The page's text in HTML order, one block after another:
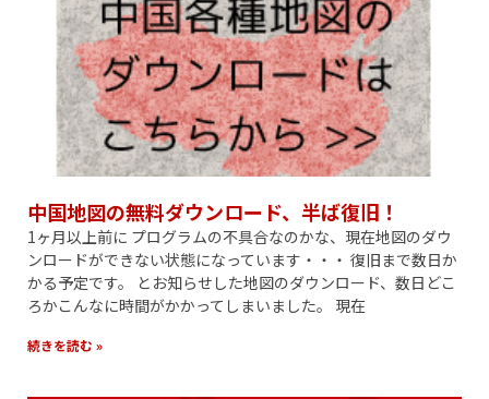
中国地図の無料ダウンロード、半ば復旧！
1ヶ月以上前に プログラムの不具合なのかな、現在地図のダウ
ンロードができない状態になっています・・・ 復旧まで数日か
かる予定です。 とお知らせした地図のダウンロード、数日どこ
ろかこんなに時間がかかってしまいました。 現在
続きを読む »